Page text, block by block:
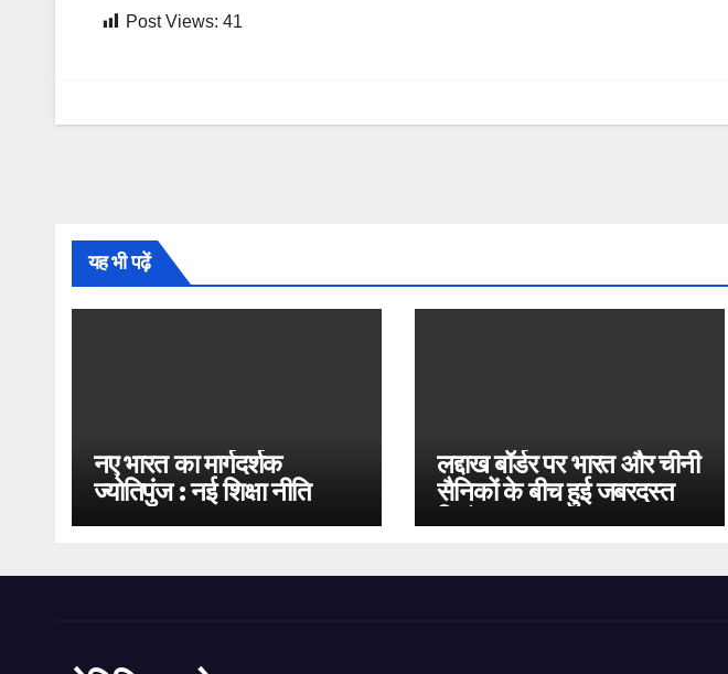
Post Views: 41
यह भी पढ़ें
नए भारत का मार्गदर्शक
ज्योतिपुंज : नई शिक्षा नीति
2020
लद्दाख बॉर्डर पर भारत और चीनी
सैनिकों के बीच हुई जबरदस्त
भिड़ंत